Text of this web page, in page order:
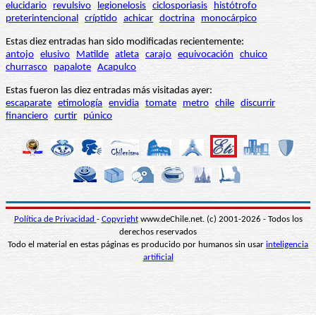
elucidario
revulsivo legionelosis ciclosporiasis
histótrofo
preterintencional críptido achicar doctrina monocárpico
Estas diez entradas han sido modificadas recientemente:
antojo elusivo Matilde atleta carajo equivocación
chuico
churrasco
papalote Acapulco
Estas fueron las diez entradas más visitadas ayer:
escaparate etimología envidia tomate metro chile discurrir
financiero curtir púnico
Política de Privacidad - Copyrightwww.deChile.net. (c) 2001-2026 - Todos los
derechos reservados
Todo el material en estas páginas es producido por humanos sin usar inteligencia
artificial